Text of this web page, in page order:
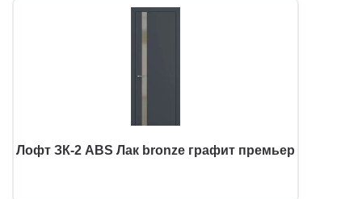
Лофт ЗК-2 ABS Лак bronze графит премьер